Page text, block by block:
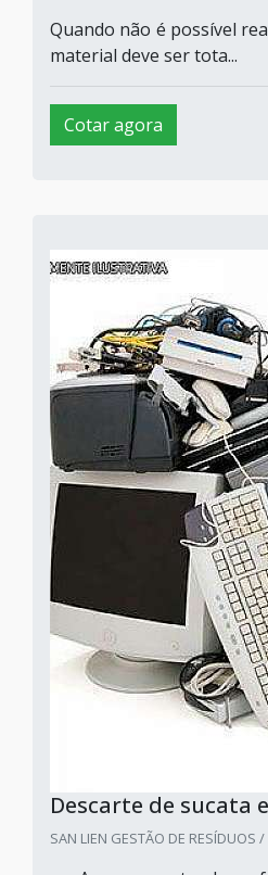
Quando não é possível
material deve ser tota...
Cotar agora
Descarte de sucata
SAN LIEN GESTÃO DE RESÍDUOS